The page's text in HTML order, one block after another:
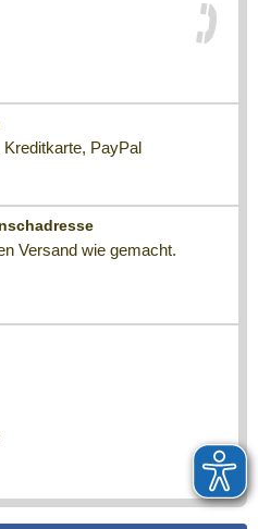
PayPal
Versand wie gemacht.